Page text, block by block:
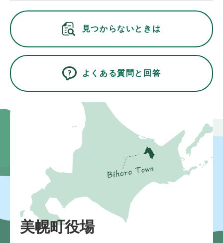
見つからないときは
よくある質問と回答
美幌町役場